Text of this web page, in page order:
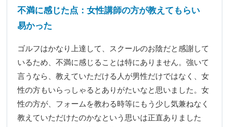
不満に感じた点：女性講師の方が教えてもらい
易かった
ゴルフはかなり上達して、スクールのお陰だと感謝して
いるため、不満に感じることは特にありません。強いて
言うなら、教えていただける人が男性だけではなく、女
性の方もいらっしゃるとありがたいなと思いました。女
性の方が、フォームを教わる時等にもう少し気兼ねなく
教えていただけたのかなという思いは正直ありました